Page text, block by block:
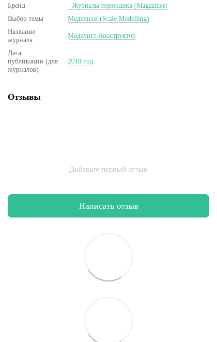
Бренд
- Журналы периодика (Magazines)
Выбор темы
Моделизм (Scale Modelling)
Название
журнала
Моделист-Конструктор
Дата
публикации (для
журналов)
2018 год
Отзывы
Добавьте первый отзыв
Написать отзыв